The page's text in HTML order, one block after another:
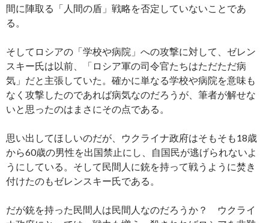
間に陣取る「人間の盾」戦略を否定していないことであ
る。
そしてロシアの「学校や病院」への攻撃に対して、ゼレン
スキー氏は以前、「ロシア軍の司令官たちはただただ病
気」だと主張していた。確かに単なる学校や病院を意味も
なく攻撃したのであれば病気なのだろうが、筆者が解せな
いと思ったのはまさにその点である。
思い出してほしいのだが、ウクライナ政府はそもそも18歳
から60歳の男性を出国禁止にし、自国民が逃げられないよ
うにしている。そして民間人に銃を持って戦うように焚き
付けたのもゼレンスキー氏である。
だが銃を持った民間人は民間人なのだろうか？ ウクライ